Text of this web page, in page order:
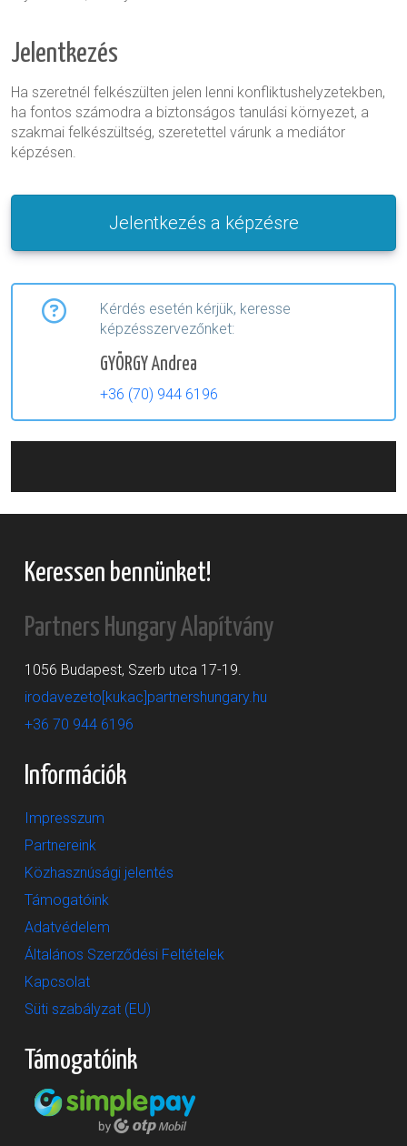
Jelentkezés
Ha szeretnél felkészülten jelen lenni konfliktushelyzetekben,
ha fontos számodra a biztonságos tanulási környezet, a
szakmai felkészültség, szeretettel várunk a mediátor
képzésen.
Jelentkezés a képzésre
Kérdés esetén kérjük, keresse
képzésszervezőnket:
GYÖRGY Andrea
+36 (70) 944 6196
Keressen bennünket!
Partners Hungary Alapítvány
1056 Budapest, Szerb utca 17-19.
irodavezeto[kukac]partnershungary.hu
+36 70 944 6196
Információk
Impresszum
Partnereink
Közhasznúsági jelentés
Támogatóink
Adatvédelem
Általános Szerződési Feltételek
Kapcsolat
Süti szabályzat (EU)
Támogatóink